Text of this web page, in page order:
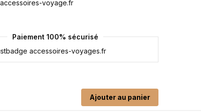
Paiement 100% sécurisé
Ajouter au panier